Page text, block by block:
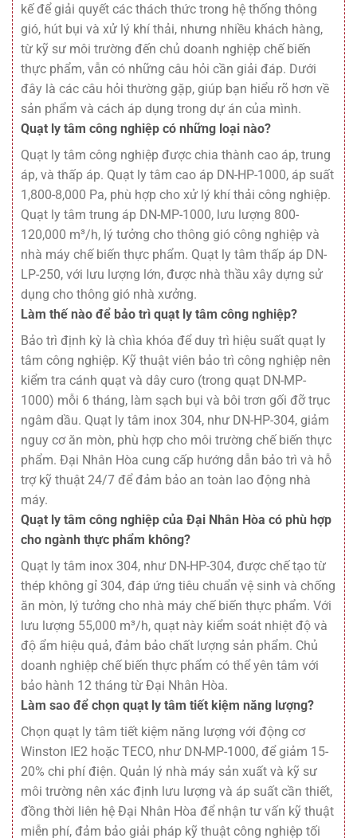
kế để giải quyết các thách thức trong hệ thống thông
gió, hút bụi và xử lý khí thải, nhưng nhiều khách hàng,
từ kỹ sư môi trường đến chủ doanh nghiệp chế biến
thực phẩm, vẫn có những câu hỏi cần giải đáp. Dưới
đây là các câu hỏi thường gặp, giúp bạn hiểu rõ hơn về
sản phẩm và cách áp dụng trong dự án của mình.
Quạt ly tâm công nghiệp có những loại nào?
Quạt ly tâm công nghiệp được chia thành cao áp, trung
áp, và thấp áp. Quạt ly tâm cao áp DN-HP-1000, áp suất
1,800-8,000 Pa, phù hợp cho xử lý khí thải công nghiệp.
Quạt ly tâm trung áp DN-MP-1000, lưu lượng 800-
120,000 m³/h, lý tưởng cho thông gió công nghiệp và
nhà máy chế biến thực phẩm. Quạt ly tâm thấp áp DN-
LP-250, với lưu lượng lớn, được nhà thầu xây dựng sử
dụng cho thông gió nhà xưởng.
Làm thế nào để bảo trì quạt ly tâm công nghiệp?
Bảo trì định kỳ là chìa khóa để duy trì hiệu suất quạt ly
tâm công nghiệp. Kỹ thuật viên bảo trì công nghiệp nên
kiểm tra cánh quạt và dây curo (trong quạt DN-MP-
1000) mỗi 6 tháng, làm sạch bụi và bôi trơn gối đỡ trục
ngâm dầu. Quạt ly tâm inox 304, như DN-HP-304, giảm
nguy cơ ăn mòn, phù hợp cho môi trường chế biến thực
phẩm. Đại Nhân Hòa cung cấp hướng dẫn bảo trì và hỗ
trợ kỹ thuật 24/7 để đảm bảo an toàn lao động nhà
máy.
Quạt ly tâm công nghiệp của Đại Nhân Hòa có phù hợp
cho ngành thực phẩm không?
Quạt ly tâm inox 304, như DN-HP-304, được chế tạo từ
thép không gỉ 304, đáp ứng tiêu chuẩn vệ sinh và chống
ăn mòn, lý tưởng cho nhà máy chế biến thực phẩm. Với
lưu lượng 55,000 m³/h, quạt này kiểm soát nhiệt độ và
độ ẩm hiệu quả, đảm bảo chất lượng sản phẩm. Chủ
doanh nghiệp chế biến thực phẩm có thể yên tâm với
bảo hành 12 tháng từ Đại Nhân Hòa.
Làm sao để chọn quạt ly tâm tiết kiệm năng lượng?
Chọn quạt ly tâm tiết kiệm năng lượng với động cơ
Winston IE2 hoặc TECO, như DN-MP-1000, để giảm 15-
20% chi phí điện. Quản lý nhà máy sản xuất và kỹ sư
môi trường nên xác định lưu lượng và áp suất cần thiết,
đồng thời liên hệ Đại Nhân Hòa để nhận tư vấn kỹ thuật
miễn phí, đảm bảo giải pháp kỹ thuật công nghiệp tối